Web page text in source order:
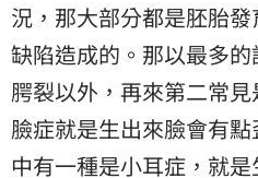
況，那大部分都是胚胎
缺陷造成的。那以最多
腭裂以外，再來第二常
臉症就是生出來臉會有
中有一種是小耳症，就